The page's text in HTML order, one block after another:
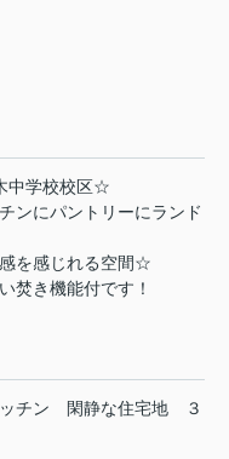
中学校校区☆
ンにパントリーにランド
を感じれる空間☆
焚き機能付です！
チン 閑静な住宅地
３